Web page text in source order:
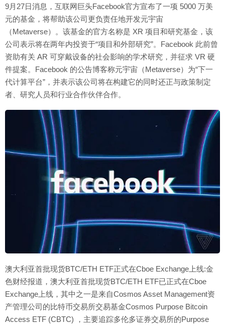
9月27日消息，互联网巨头Facebook官方宣布了一项 5000 万美
元的基金，将帮助该公司更负责任地开发元宇宙
（Metaverse）。该基金的官方名称是 XR 项目和研究基金，该
公司表示将在两年内投资于“项目和外部研究”。Facebook 此前曾
资助有关 AR 可穿戴设备的社会影响的学术研究，并征求 VR 硬
件提案。Facebook 的公告博客称元宇宙（Metaverse）为“下一
代计算平台”，并表示该公司将在构建它的同时还正与政策制定
者、研究人员和行业合作伙伴合作。
澳大利亚首批现货BTC/ETH ETF正式在Cboe Exchange上线:金
色财经报道，澳大利亚首批现货BTC/ETH ETF已正式在Cboe
Exchange上线，其中之一是来自Cosmos Asset Management资
产管理公司的比特币交易所交易基金Cosmos Purpose Bitcoin
Access ETF (CBTC) ，主要追踪多伦多证券交易所的Purpose